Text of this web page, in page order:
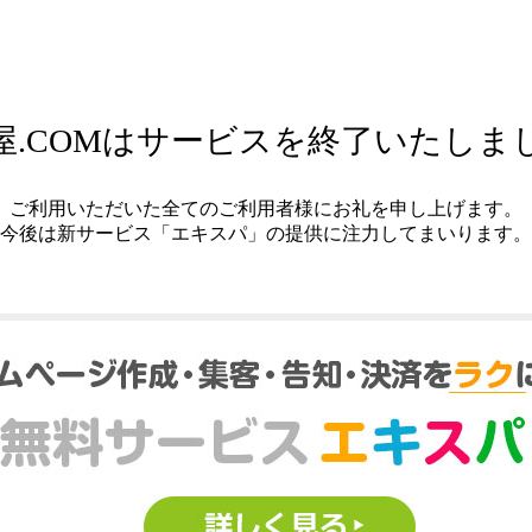
.COMはサービスを終了いたしま
ご利用いただいた全てのご利用者様にお礼を申し上げます。
今後は新サービス「エキスパ」の提供に注力してまいります。